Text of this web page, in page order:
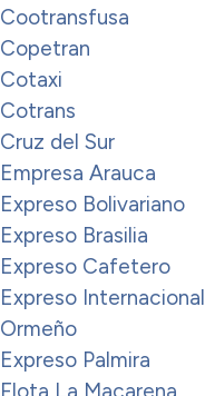
Cootransfusa
Copetran
Cotaxi
Cotrans
Cruz del Sur
Empresa Arauca
Expreso Bolivariano
Expreso Brasilia
Expreso Cafetero
Expreso Internacional
Ormeño
Expreso Palmira
Flota La Macarena